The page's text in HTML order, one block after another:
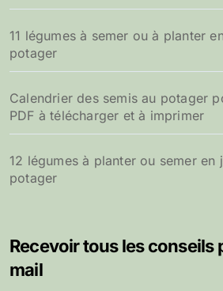
11 légumes à semer ou à planter
potager
Calendrier des semis au potager
PDF à télécharger et à imprimer
12 légumes à planter ou semer en
potager
Recevoir tous les conseils
mail